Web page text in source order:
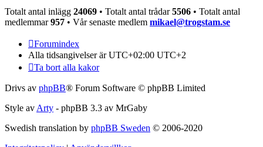
Totalt antal inlägg 24069 • Totalt antal trådar5506 • Totalt antal
medlemmar957 • Vår senaste medlem mikael@trogstam.se
Forumindex
Alla tidsangivelser är UTC+02:00 UTC+2
Ta bort alla kakor
Drivs av phpBB® Forum Software © phpBB Limited
Style av Arty - phpBB 3.3 av MrGaby
Swedish translation by phpBB Sweden © 2006-2020